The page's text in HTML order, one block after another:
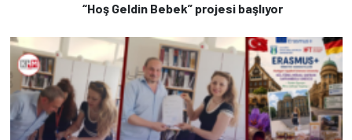
“Hoş Geldin Bebek” projesi başlıyor